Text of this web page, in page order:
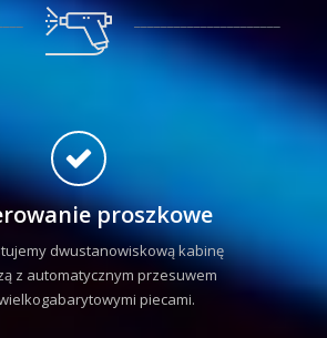
proszkowe
dwustanowiskową kabinę
z automatycznym przesuwem
piecami.